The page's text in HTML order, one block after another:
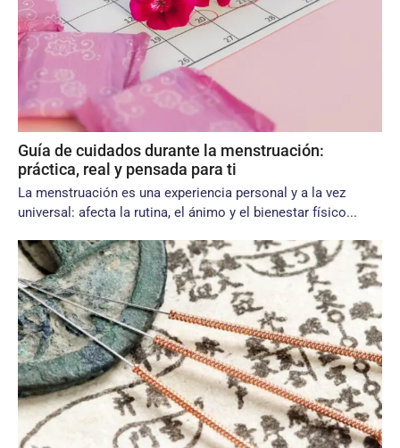
Guía de cuidados durante la menstruación:
práctica, real y pensada para ti
La menstruación es una experiencia personal y a la vez
universal: afecta la rutina, el ánimo y el bienestar físico...